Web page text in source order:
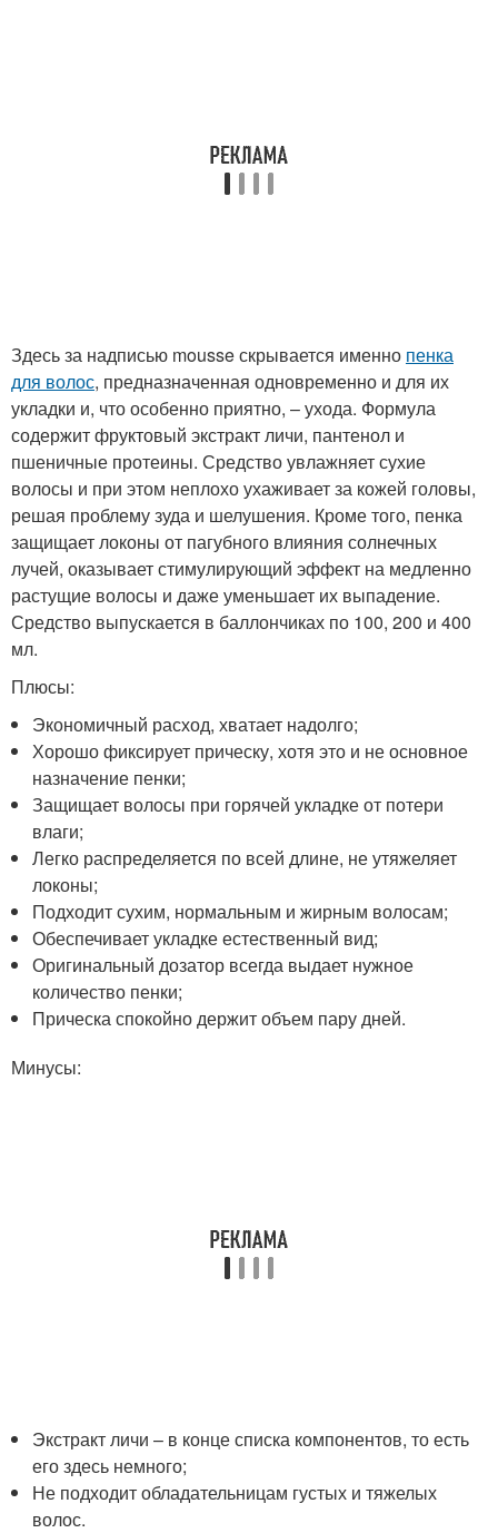
Здесь за надписью mousse скрывается именно пенка
для волос, предназначенная одновременно и для их
укладки и, что особенно приятно, – ухода. Формула
содержит фруктовый экстракт личи, пантенол и
пшеничные протеины. Средство увлажняет сухие
волосы и при этом неплохо ухаживает за кожей головы,
решая проблему зуда и шелушения. Кроме того, пенка
защищает локоны от пагубного влияния солнечных
лучей, оказывает стимулирующий эффект на медленно
растущие волосы и даже уменьшает их выпадение.
Средство выпускается в баллончиках по 100, 200 и 400
мл.
Плюсы:
Экономичный расход, хватает надолго;
Хорошо фиксирует прическу, хотя это и не основное
назначение пенки;
Защищает волосы при горячей укладке от потери
влаги;
Легко распределяется по всей длине, не утяжеляет
локоны;
Подходит сухим, нормальным и жирным волосам;
Обеспечивает укладке естественный вид;
Оригинальный дозатор всегда выдает нужное
количество пенки;
Прическа спокойно держит объем пару дней.
Минусы:
Экстракт личи – в конце списка компонентов, то есть
его здесь немного;
Не подходит обладательницам густых и тяжелых
волос.